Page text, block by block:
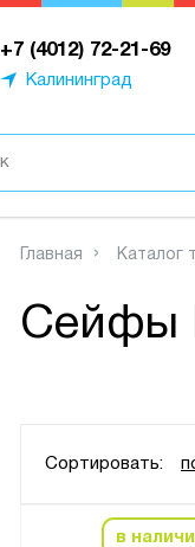
+7 (4012) 72-21-69
Калининград
Главная Каталог
Сортировать:
в